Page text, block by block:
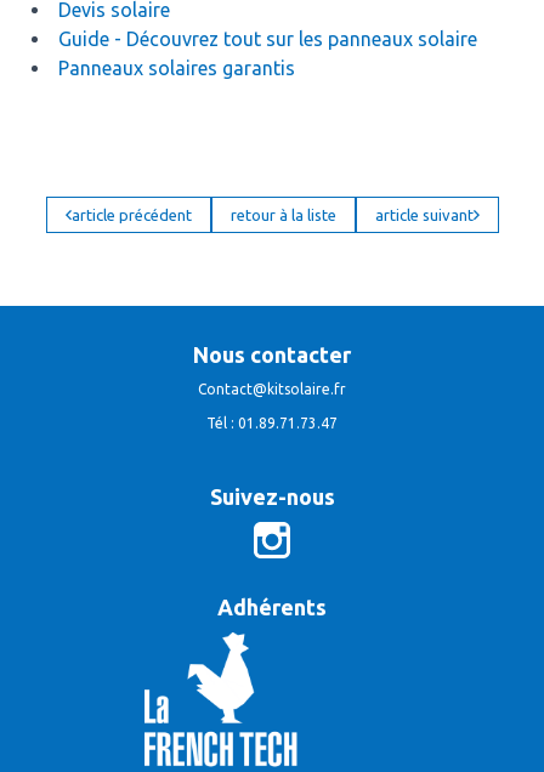
Devis solaire
Guide - Découvrez tout sur les panneaux solaire
Panneaux solaires garantis
article précédent retour à la liste article suivant
Nous contacter
Contact@kitsolaire.fr
Tél : 01.89.71.73.47
Suivez-nous
Adhérents